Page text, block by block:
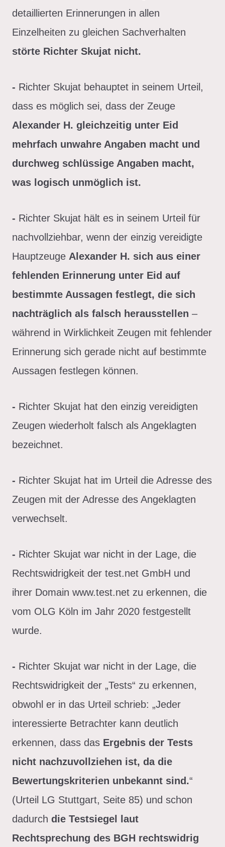
detaillierten Erinnerungen in allen
Einzelheiten zu gleichen Sachverhalten
störte Richter Skujat nicht.
- Richter Skujat behauptet in seinem Urteil,
dass es möglich sei, dass der Zeuge
Alexander H. gleichzeitig unter Eid
mehrfach unwahre Angaben macht und
durchweg schlüssige Angaben macht,
was logisch unmöglich ist.
- Richter Skujat hält es in seinem Urteil für
nachvollziehbar, wenn der einzig vereidigte
Hauptzeuge Alexander H. sich aus einer
fehlenden Erinnerung unter Eid auf
bestimmte Aussagen festlegt, die sich
nachträglich als falsch herausstellen –
während in Wirklichkeit Zeugen mit fehlender
Erinnerung sich gerade nicht auf bestimmte
Aussagen festlegen können.
- Richter Skujat hat den einzig vereidigten
Zeugen wiederholt falsch als Angeklagten
bezeichnet.
- Richter Skujat hat im Urteil die Adresse des
Zeugen mit der Adresse des Angeklagten
verwechselt.
- Richter Skujat war nicht in der Lage, die
Rechtswidrigkeit der test.net GmbH und
ihrer Domain www.test.net zu erkennen, die
vom OLG Köln im Jahr 2020 festgestellt
wurde.
- Richter Skujat war nicht in der Lage, die
Rechtswidrigkeit der „Tests“ zu erkennen,
obwohl er in das Urteil schrieb: „Jeder
interessierte Betrachter kann deutlich
erkennen, dass das Ergebnis der Tests
nicht nachzuvollziehen ist, da die
Bewertungskriterien unbekannt sind.“
(Urteil LG Stuttgart, Seite 85) und schon
dadurch die Testsiegel laut
Rechtsprechung des BGH rechtswidrig